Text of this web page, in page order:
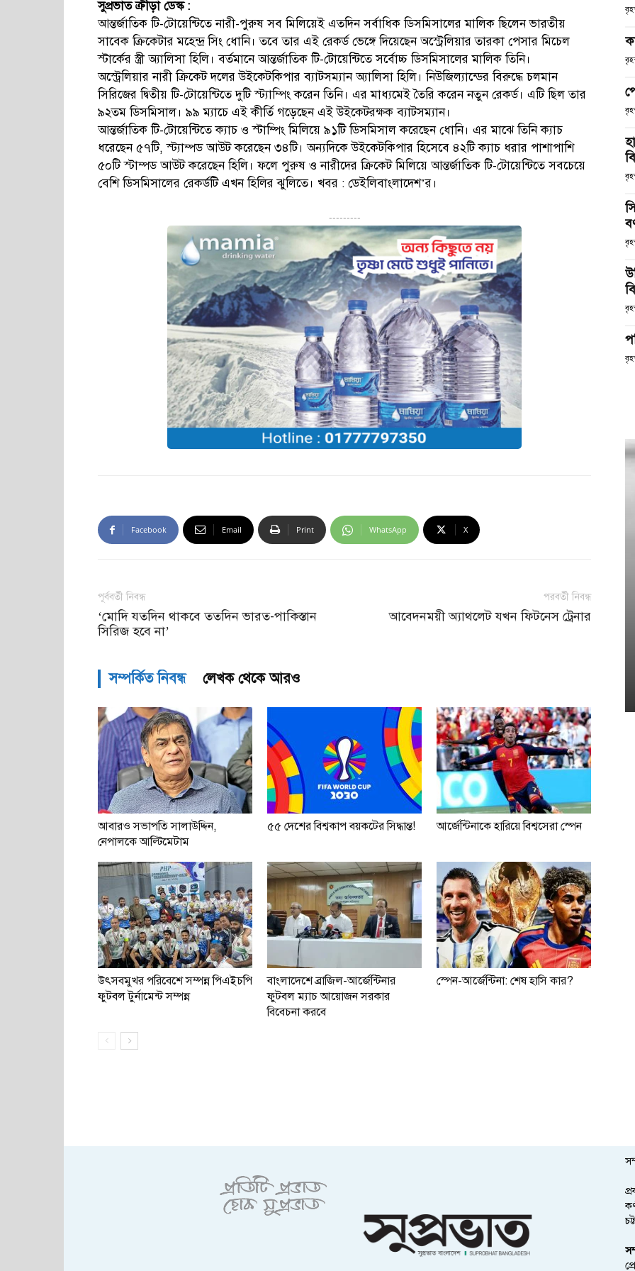
সুপ্রভাত ক্রীড়া ডেস্ক :
আন্তর্জাতিক টি-টোয়েন্টিতে নারী-পুরুষ সব মিলিয়েই এতদিন সর্বাধিক ডিসমিসালের মালিক ছিলেন ভারতীয়
সাবেক ক্রিকেটার মহেন্দ্র সিং ধোনি। তবে তার এই রেকর্ড ভেঙ্গে দিয়েছেন অস্ট্রেলিয়ার তারকা পেসার মিচেল
স্টার্কের স্ত্রী অ্যালিসা হিলি। বর্তমানে আন্তর্জাতিক টি-টোয়েন্টিতে সর্বোচ্চ ডিসমিসালের মালিক তিনি।
অস্ট্রেলিয়ার নারী ক্রিকেট দলের উইকেটকিপার ব্যাটসম্যান অ্যালিসা হিলি। নিউজিল্যান্ডের বিরুদ্ধে চলমান
সিরিজের দ্বিতীয় টি-টোয়েন্টিতে দুটি স্ট্যাম্পিং করেন তিনি। এর মাধ্যমেই তৈরি করেন নতুন রেকর্ড। এটি ছিল তার
৯২তম ডিসমিসাল। ৯৯ ম্যাচে এই কীর্তি গড়েছেন এই উইকেটরক্ষক ব্যাটসম্যান।
আন্তর্জাতিক টি-টোয়েন্টিতে ক্যাচ ও স্টাম্পিং মিলিয়ে ৯১টি ডিসমিসাল করেছেন ধোনি। এর মাঝে তিনি ক্যাচ
ধরেছেন ৫৭টি, স্ট্যাম্পড আউট করেছেন ৩৪টি। অন্যদিকে উইকেটকিপার হিসেবে ৪২টি ক্যাচ ধরার পাশাপাশি
৫০টি স্টাম্পড আউট করেছেন হিলি। ফলে পুরুষ ও নারীদের ক্রিকেট মিলিয়ে আন্তর্জাতিক টি-টোয়েন্টিতে সবচেয়ে
বেশি ডিসমিসালের রেকর্ডটি এখন হিলির ঝুলিতে। খবর : ডেইলিবাংলাদেশ’র।
---------
Facebook Email Print WhatsApp X
পূর্ববর্তী নিবন্ধ
‘মোদি যতদিন থাকবে ততদিন ভারত-পাকিস্তান
সিরিজ হবে না’
পরবর্তী নিবন্ধ
আবেদনময়ী অ্যাথলেট যখন ফিটনেস ট্রেনার
সম্পর্কিত নিবন্ধ লেখক থেকে আরও
আবারও সভাপতি সালাউদ্দিন,
নেপালকে আল্টিমেটাম
৫৫ দেশের বিশ্বকাপ বয়কটের সিদ্ধান্ত! আর্জেন্টিনাকে হারিয়ে বিশ্বসেরা স্পেন
উৎসবমুখর পরিবেশে সম্পন্ন পিএইচপি
ফুটবল টুর্নামেন্ট সম্পন্ন
বাংলাদেশে ব্রাজিল-আর্জেন্টিনার
ফুটবল ম্যাচ আয়োজন সরকার
বিবেচনা করবে
স্পেন-আর্জেন্টিনা: শেষ হাসি কার?